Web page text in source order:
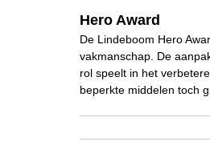
Hero Award
De Lindeboom Hero
vakmanschap. De
rol speelt in het
beperkte middelen toch